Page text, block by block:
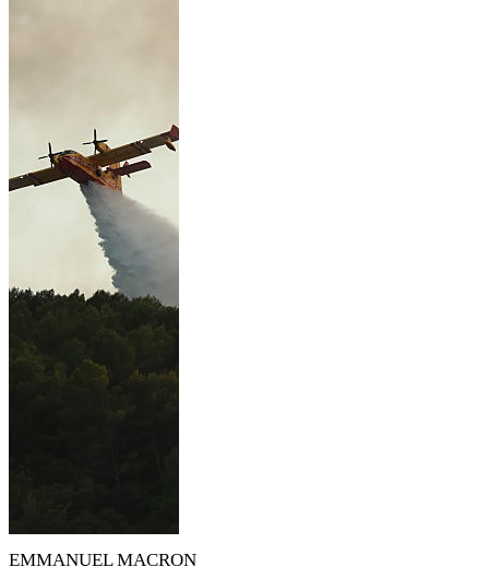
EMMANUEL MACRON